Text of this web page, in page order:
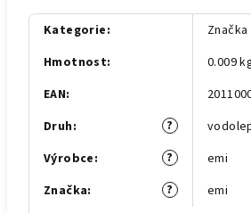
Kategorie:
Značka
Hmotnost:
0.009
EAN:
?
Druh:
?
Výrobce:
emi
?
Značka:
emi